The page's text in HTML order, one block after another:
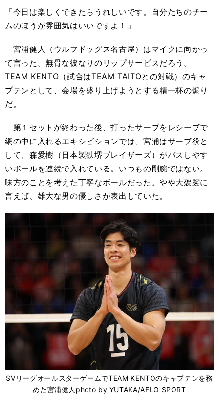
「今日は楽しくできたらうれしいです。自分たちのチー
ムのほうが雰囲気はいいですよ！」
宮浦健人（ウルフドッグス名古屋）はマイクに向かっ
て言った。無骨な彼なりのリップサービスだろう。
TEAM KENTO（試合はTEAM TAITOとの対戦）のキャ
プテンとして、会場を盛り上げようとする精一杯の煽り
だ。
第１セットが終わった後、打ったサーブをレシーブで
網の中に入れるエキシビションでは、宮浦はサーブ役と
して、森愛樹（日本製鉄堺ブレイザーズ）がパスしやす
いボールを連続で入れている。いつもの剛腕ではない。
味方のことを考えた丁寧なボールだった。やや大袈裟に
言えば、雄大な男の優しさが表出していた。
SVリーグオールスターゲームでTEAM KENTOのキャプテンを務
めた宮浦健人photo by YUTAKA/AFLO SPORT